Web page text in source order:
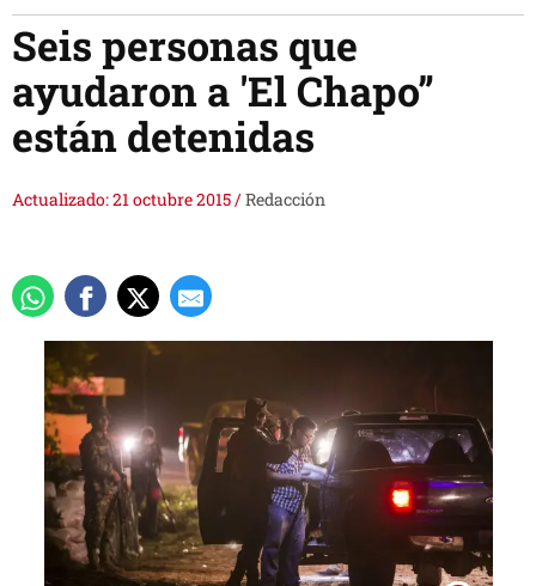
Seis personas que
ayudaron a 'El Chapo”
están detenidas
Actualizado: 21 octubre 2015/Redacción